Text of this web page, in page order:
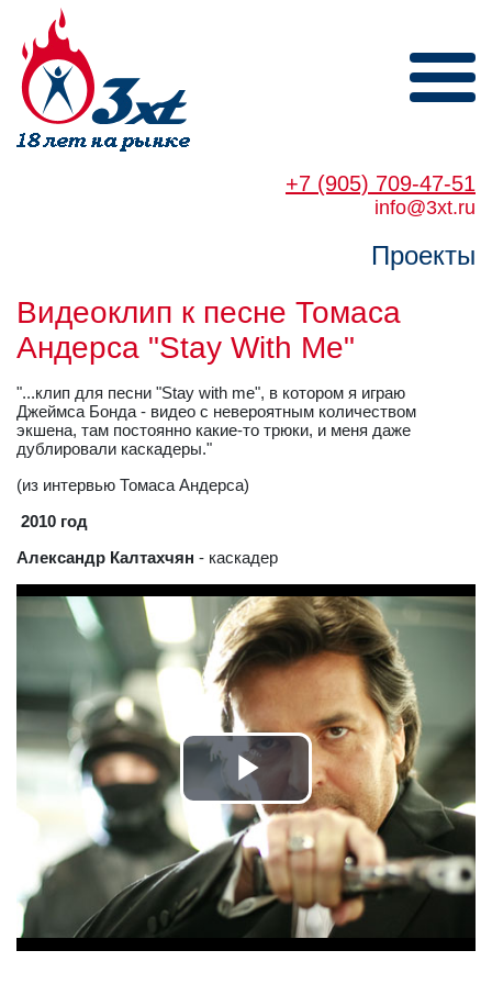
+7 (905) 709-47-51
info@3xt.ru
Проекты
Видеоклип к песне Томаса
Андерса "Stay With Me"
"...клип для песни "Stay with me", в котором я играю
Джеймса Бонда - видео с невероятным количеством
экшена, там постоянно какие-то трюки, и меня даже
дублировали каскадеры."
(из интервью Томаса Андерса)
2010 год
Александр Калтахчян - каскадер
Play
Video